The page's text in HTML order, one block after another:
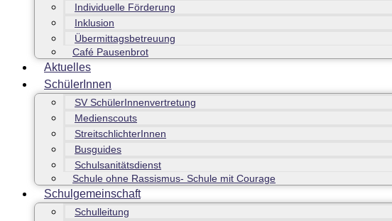
Individuelle Förderung
Inklusion
Übermittagsbetreuung
Café Pausenbrot
Aktuelles
SchülerInnen
SV SchülerInnenvertretung
Medienscouts
StreitschlichterInnen
Busguides
Schulsanitätsdienst
Schule ohne Rassismus- Schule mit Courage
Schulgemeinschaft
Schulleitung